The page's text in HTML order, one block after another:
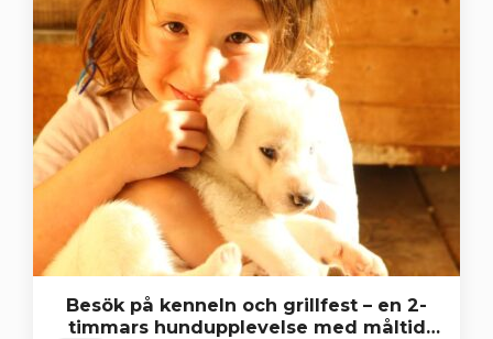
Besök på kenneln och grillfest – en 2-
timmars hundupplevelse med måltid